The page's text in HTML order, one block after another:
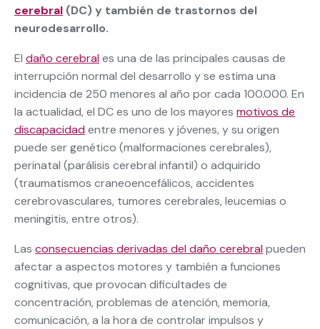
cerebral (DC) y también de trastornos del
neurodesarrollo.
El daño cerebral es una de las principales causas de
interrupción normal del desarrollo y se estima una
incidencia de 250 menores al año por cada 100.000. En
la actualidad, el DC es uno de los mayores motivos de
discapacidad entre menores y jóvenes, y su origen
puede ser genético (malformaciones cerebrales),
perinatal (parálisis cerebral infantil) o adquirido
(traumatismos craneoencefálicos, accidentes
cerebrovasculares, tumores cerebrales, leucemias o
meningitis, entre otros).
Las consecuencias derivadas del daño cerebral pueden
afectar a aspectos motores y también a funciones
cognitivas, que provocan dificultades de
concentración, problemas de atención, memoria,
comunicación, a la hora de controlar impulsos y